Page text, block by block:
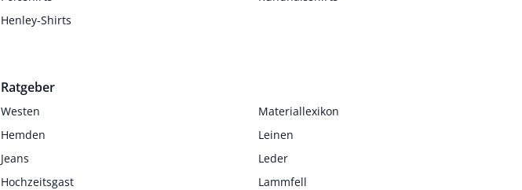
Henley-Shirts
Ratgeber
Westen
Materiallexikon
Hemden
Leinen
Jeans
Leder
Hochzeitsgast
Lammfell